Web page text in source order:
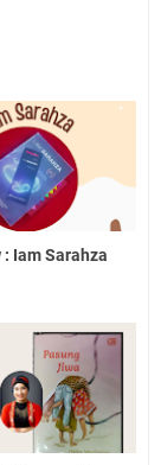
: Iam Sarahza